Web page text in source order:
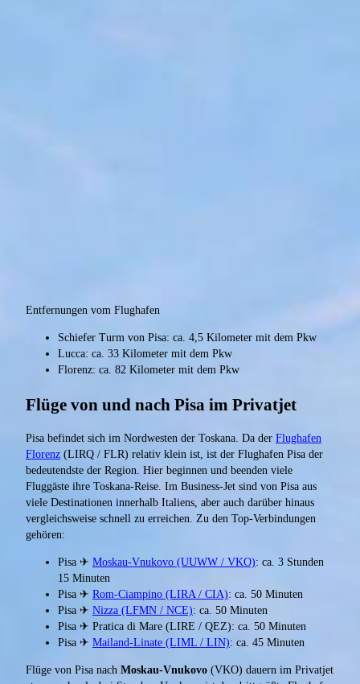
Entfernungen vom Flughafen
Schiefer Turm von Pisa: ca. 4,5 Kilometer mit dem Pkw
Lucca: ca. 33 Kilometer mit dem Pkw
Florenz: ca. 82 Kilometer mit dem Pkw
Flüge von und nach Pisa im Privatjet
Pisa befindet sich im Nordwesten der Toskana. Da der Flughafen
Florenz (LIRQ / FLR) relativ klein ist, ist der Flughafen Pisa der
bedeutendste der Region. Hier beginnen und beenden viele
Fluggäste ihre Toskana-Reise. Im Business-Jet sind von Pisa aus
viele Destinationen innerhalb Italiens, aber auch darüber hinaus
vergleichsweise schnell zu erreichen. Zu den Top-Verbindungen
gehören:
Pisa ✈ Moskau-Vnukovo (UUWW / VKO): ca. 3 Stunden
15 Minuten
Pisa ✈ Rom-Ciampino (LIRA / CIA): ca. 50 Minuten
Pisa ✈ Nizza (LFMN / NCE): ca. 50 Minuten
Pisa ✈ Pratica di Mare (LIRE / QEZ): ca. 50 Minuten
Pisa ✈ Mailand-Linate (LIML / LIN): ca. 45 Minuten
Flüge von Pisa nach Moskau-Vnukovo (VKO) dauern im Privatjet